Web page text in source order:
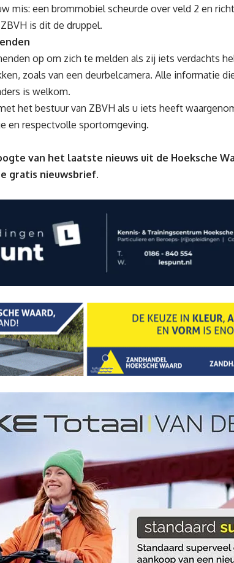
mis: een brommobiel scheurde over veld 2 en
is dit de druppel.
op om zich te melden als zij iets verdachts
zoals van een deurbelcamera. Alle informatie
is welkom.
het bestuur van ZBVH als u iets heeft
en respectvolle sportomgeving.
van het laatste nieuws uit de Hoeksche
gratis nieuwsbrief.